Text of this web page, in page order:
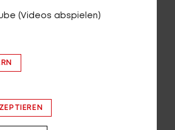
des allseits beliebten E-
durfte im großen E-MTB-Test
No Pogo F3600i nicht fehlen. Mit
einzigartigen
Unterfahrschutz oder
(Videos abspielen)